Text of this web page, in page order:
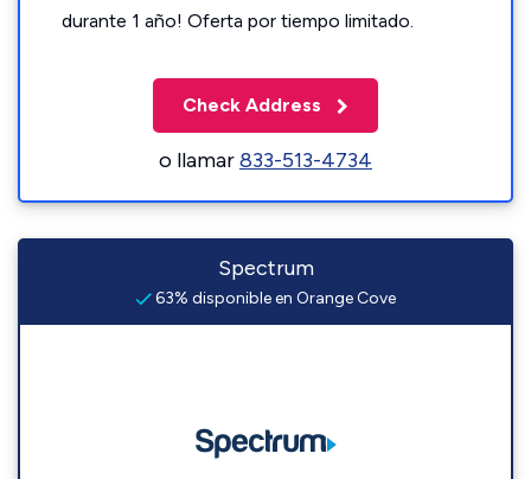
durante 1 año! Oferta por tiempo limitado.
Check Address
o llamar833-513-4734
Spectrum
63% disponible en Orange Cove